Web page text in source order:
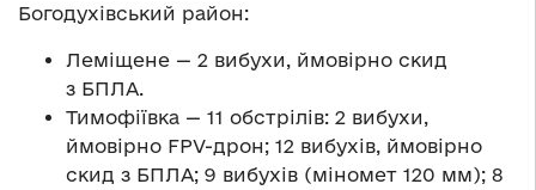
Богодухівський район:
Леміщене — 2 вибухи, ймовірно скид
з БПЛА.
Тимофіївка — 11 обстрілів: 2 вибухи,
ймовірно FPV-дрон; 12 вибухів, ймовірно
скид з БПЛА; 9 вибухів (міномет 120 мм); 8